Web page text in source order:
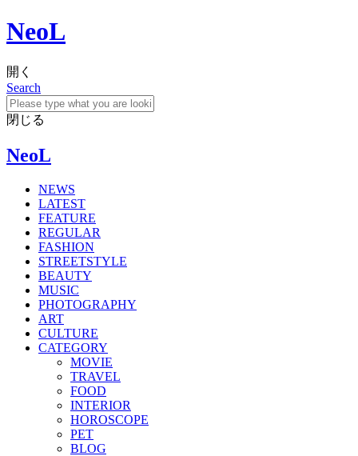
NeoL
開く
Search
閉じる
NeoL
NEWS
LATEST
FEATURE
REGULAR
FASHION
STREETSTYLE
BEAUTY
MUSIC
PHOTOGRAPHY
ART
CULTURE
CATEGORY
MOVIE
TRAVEL
FOOD
INTERIOR
HOROSCOPE
PET
BLOG